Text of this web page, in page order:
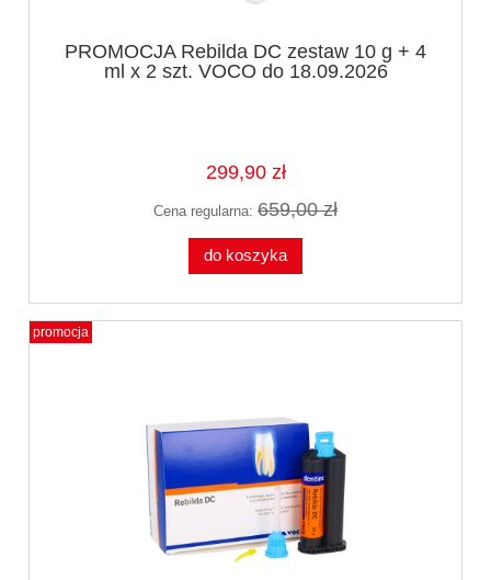
PROMOCJA Rebilda DC zestaw 10 g + 4
ml x 2 szt. VOCO do 18.09.2026
299,90 zł
Cena regularna: 659,00 zł
do koszyka
promocja